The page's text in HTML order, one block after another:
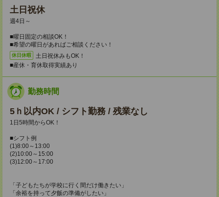
土日祝休
週4日～
■曜日固定の相談OK！
■希望の曜日があればご相談ください！
休日休暇
土日祝休みもOK！
■産休・育休取得実績あり
勤務時間
5ｈ以内OK / シフト勤務 / 残業なし
1日5時間からOK！
■シフト例
(1)8:00～13:00
(2)10:00～15:00
(3)12:00～17:00
「子どもたちが学校に行く間だけ働きたい」
「余裕を持って夕飯の準備がしたい」